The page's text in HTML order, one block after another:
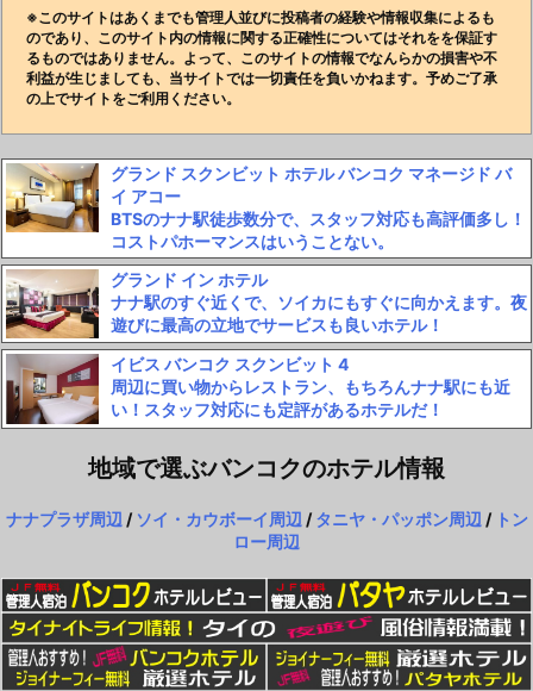
※このサイトはあくまでも管理人並びに投稿者の経験や情報収集によるも
のであり、このサイト内の情報に関する正確性についてはそれをを保証す
るものではありません。よって、このサイトの情報でなんらかの損害や不
利益が生じましても、当サイトでは一切責任を負いかねます。予めご了承
の上でサイトをご利用ください。
グランド スクンビット ホテル バンコク マネージド バ
イ アコー
BTSのナナ駅徒歩数分で、スタッフ対応も高評価多し！
コストパホーマンスはいうことない。
グランド イン ホテル
ナナ駅のすぐ近くで、ソイカにもすぐに向かえます。夜
遊びに最高の立地でサービスも良いホテル！
イビス バンコク スクンビット 4
周辺に買い物からレストラン、もちろんナナ駅にも近
い！スタッフ対応にも定評があるホテルだ！
地域で選ぶバンコクのホテル情報
ナナプラザ周辺 / ソイ・カウボーイ周辺 /タニヤ・パッポン周辺 / トン
ロー周辺